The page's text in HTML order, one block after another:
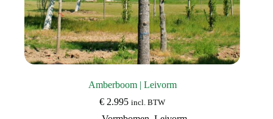
Amberboom | Leivorm
€ 2.995 incl. BTW